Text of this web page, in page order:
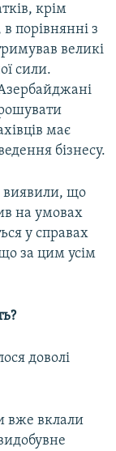
крім
порівнянні з
великі
сили.
має
бізнесу.
виявили, що
на умовах
у справах
за цим усім
доволі
вже вклали